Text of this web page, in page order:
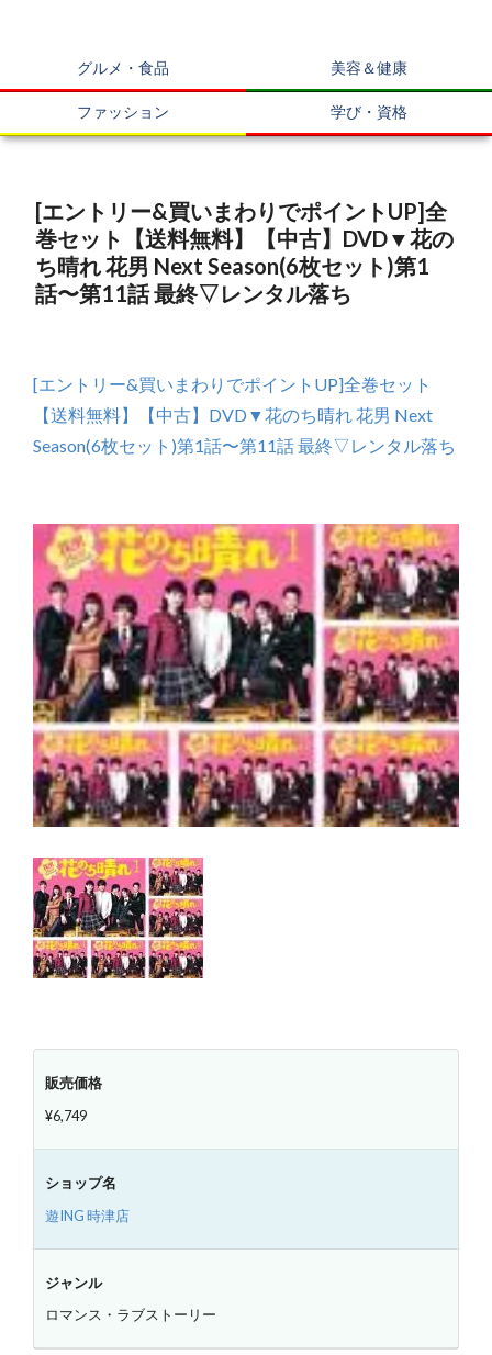
グルメ・食品 美容＆健康
ファッション 学び・資格
[エントリー&買いまわりでポイントUP]全
巻セット【送料無料】【中古】DVD▼花の
ち晴れ 花男 Next Season(6枚セット)第1
話〜第11話 最終▽レンタル落ち
[エントリー&買いまわりでポイントUP]全巻セット
【送料無料】【中古】DVD▼花のち晴れ 花男 Next
Season(6枚セット)第1話〜第11話 最終▽レンタル落ち
販売価格
¥6,749
ショップ名
遊ING 時津店
ジャンル
ロマンス・ラブストーリー